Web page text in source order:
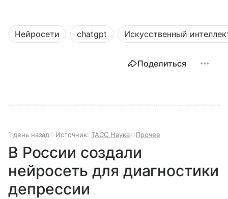
Нейросети chatgpt Искусственный
Поделиться
1 день назад Источник: ТАСС Наука Прочее
В России создали
нейросеть для диагностики
депрессии